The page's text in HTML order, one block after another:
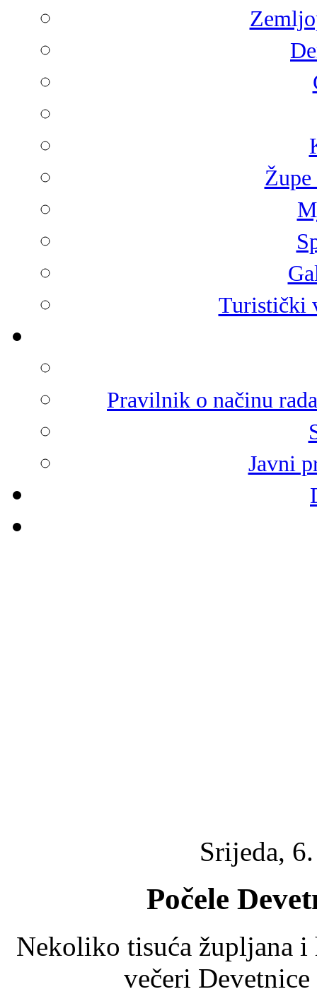
Turistički
Pravilnik o načinu
Javni
Srijeda,
Počele
Nekoliko tisuća župljana
večeri